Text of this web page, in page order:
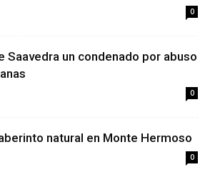
0
Saavedra un condenado por abuso
0
natural en Monte Hermoso
0